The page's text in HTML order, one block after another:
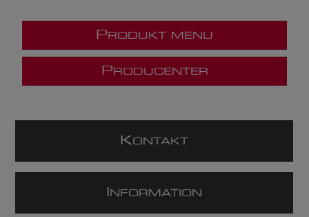
P RODUKT MENU
P RODUCENTER
K ONTAKT
NFORMATION